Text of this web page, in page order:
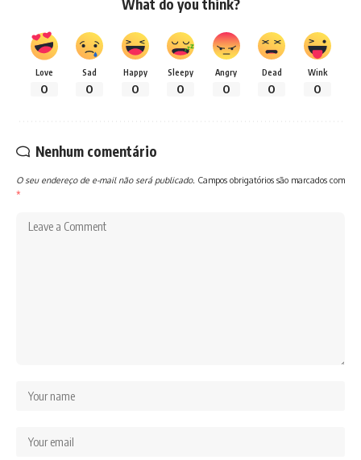
What do you think?
Love
0
Sad
0
Happy
0
Sleepy
0
Angry
0
Dead
0
Wink
0
Nenhum comentário
O seu endereço de e-mail não será publicado. Campos obrigatórios são marcados com
*